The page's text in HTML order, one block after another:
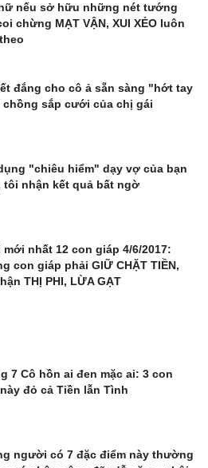
nếu sở hữu những nét tướng
chừng MẠT VẬN, XUI XẺO luôn
đắng cho cô ả sẵn sàng "hớt tay
chồng sắp cưới của chị gái
"chiêu hiểm" dạy vợ của bạn
tôi nhận kết quả bất ngờ
mới nhất 12 con giáp 4/6/2017:
con giáp phải GIỮ CHẶT TIỀN,
THỊ PHI, LỪA GẠT
7 Cô hồn ai đen mặc ai: 3 con
đỏ cả Tiền lẫn Tình
người có 7 đặc điểm này thường